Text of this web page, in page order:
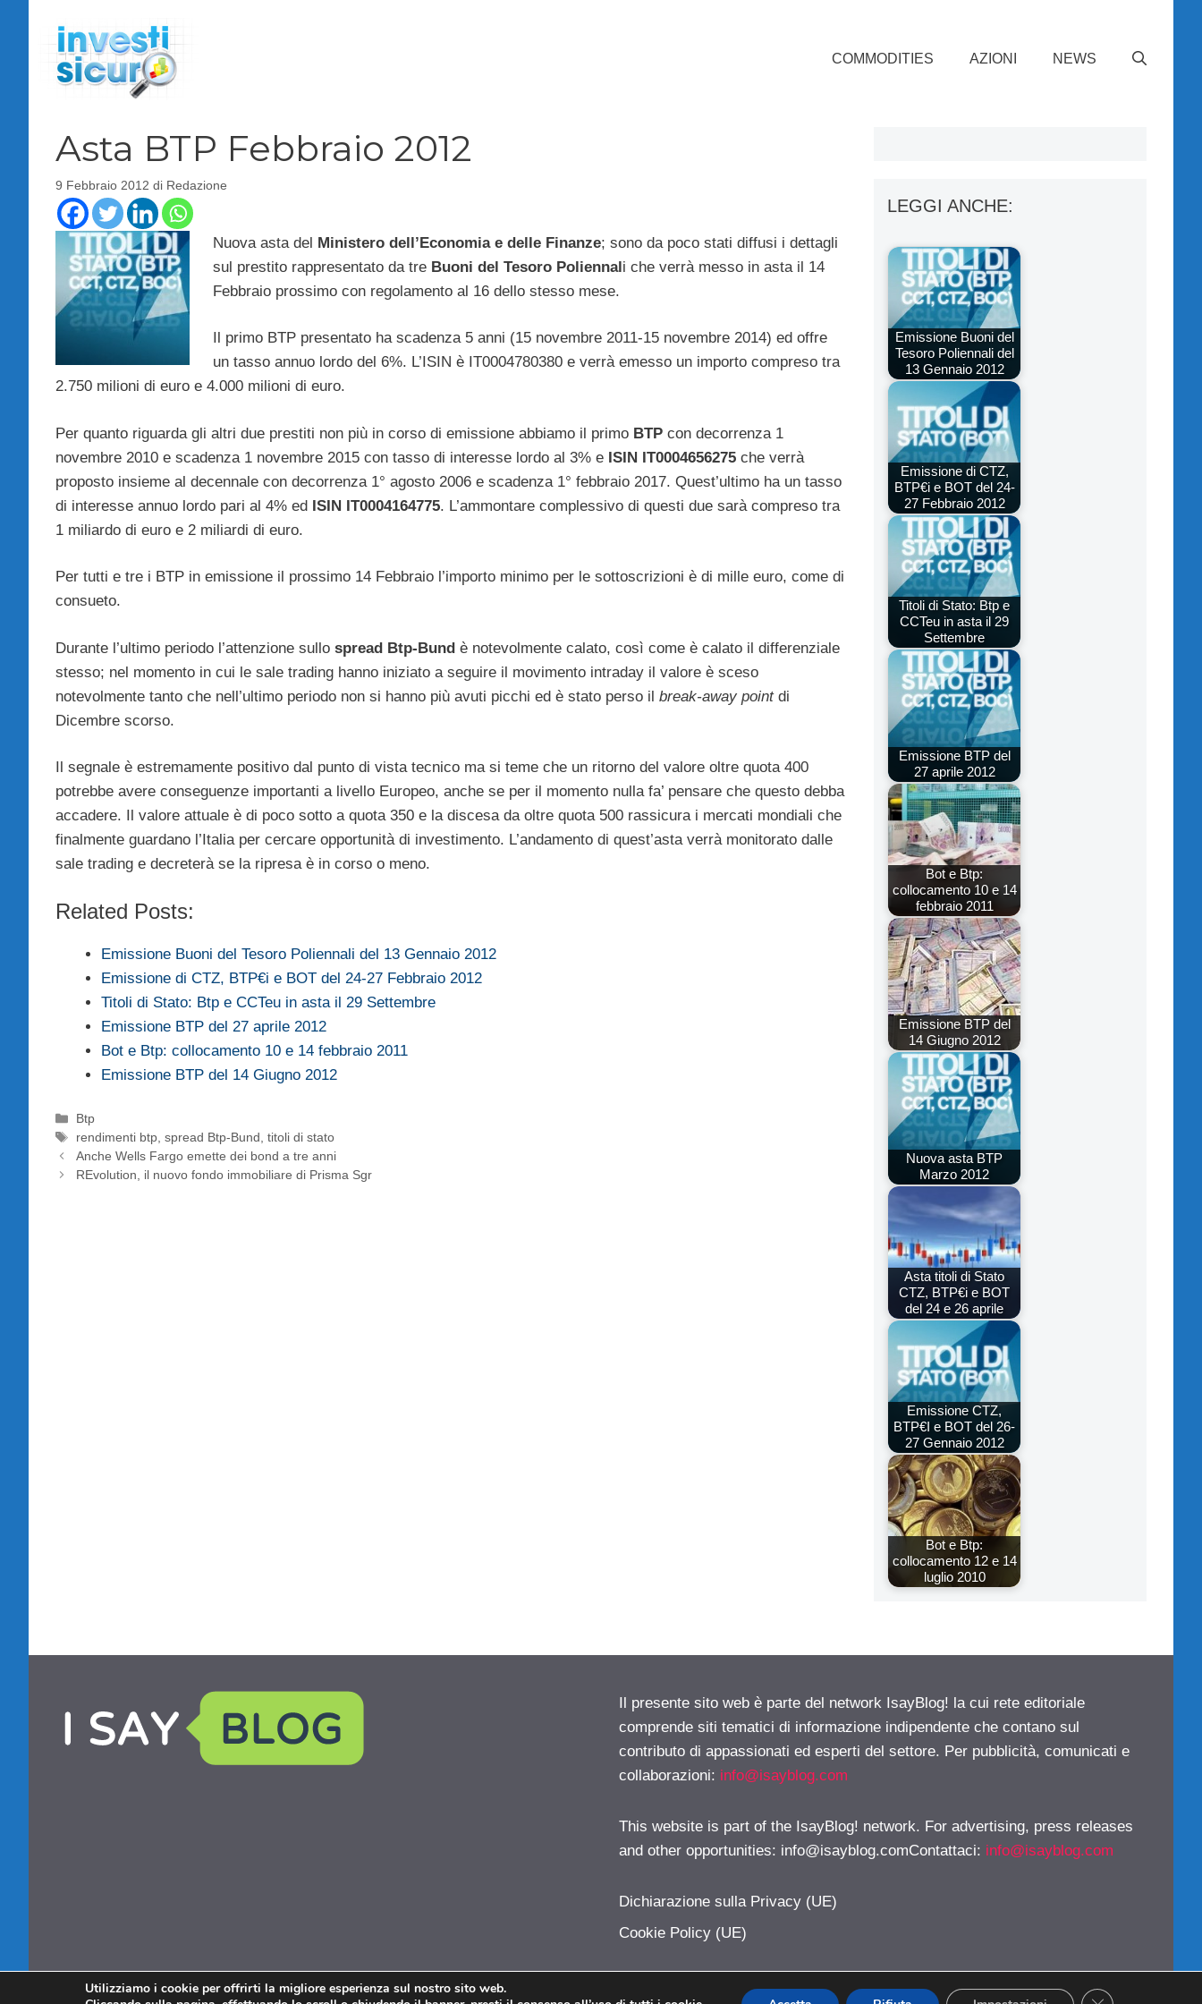
contenuto
COMMODITIES AZIONI NEWS
Asta BTP Febbraio 2012
9 Febbraio 2012 di Redazione
Nuova asta del Ministero dell’Economia e delle Finanze; sono da poco stati diffusi i dettagli
sul prestito rappresentato da tre Buoni del Tesoro Poliennali che verrà messo in asta il 14
Febbraio prossimo con regolamento al 16 dello stesso mese.
Il primo BTP presentato ha scadenza 5 anni (15 novembre 2011-15 novembre 2014) ed offre
un tasso annuo lordo del 6%. L’ISIN è IT0004780380 e verrà emesso un importo compreso tra
2.750 milioni di euro e 4.000 milioni di euro.
Per quanto riguarda gli altri due prestiti non più in corso di emissione abbiamo il primo BTP con decorrenza 1
novembre 2010 e scadenza 1 novembre 2015 con tasso di interesse lordo al 3% e ISIN IT0004656275 che verrà
proposto insieme al decennale con decorrenza 1° agosto 2006 e scadenza 1° febbraio 2017. Quest’ultimo ha un tasso
di interesse annuo lordo pari al 4% ed ISIN IT0004164775. L’ammontare complessivo di questi due sarà compreso tra
1 miliardo di euro e 2 miliardi di euro.
Per tutti e tre i BTP in emissione il prossimo 14 Febbraio l’importo minimo per le sottoscrizioni è di mille euro, come di
consueto.
Durante l’ultimo periodo l’attenzione sullo spread Btp-Bund è notevolmente calato, così come è calato il differenziale
stesso; nel momento in cui le sale trading hanno iniziato a seguire il movimento intraday il valore è sceso
notevolmente tanto che nell’ultimo periodo non si hanno più avuti picchi ed è stato perso il break-away pointdi
Dicembre scorso.
Il segnale è estremamente positivo dal punto di vista tecnico ma si teme che un ritorno del valore oltre quota 400
potrebbe avere conseguenze importanti a livello Europeo, anche se per il momento nulla fa’ pensare che questo debba
accadere. Il valore attuale è di poco sotto a quota 350 e la discesa da oltre quota 500 rassicura i mercati mondiali che
finalmente guardano l’Italia per cercare opportunità di investimento. L’andamento di quest’asta verrà monitorato dalle
sale trading e decreterà se la ripresa è in corso o meno.
Related Posts:
Emissione Buoni del Tesoro Poliennali del 13 Gennaio 2012
Emissione di CTZ, BTP€i e BOT del 24-27 Febbraio 2012
Titoli di Stato: Btp e CCTeu in asta il 29 Settembre
Emissione BTP del 27 aprile 2012
Bot e Btp: collocamento 10 e 14 febbraio 2011
Emissione BTP del 14 Giugno 2012
Categorie
Btp
Tag
rendimenti btp,spread Btp-Bund,titoli di stato
Anche Wells Fargo emette dei bond a tre anni
REvolution, il nuovo fondo immobiliare di Prisma Sgr
LEGGI ANCHE:
Emissione Buoni del
Tesoro Poliennali del
13 Gennaio 2012
Emissione di CTZ,
BTP€i e BOT del 24-
27 Febbraio 2012
Titoli di Stato: Btp e
CCTeu in asta il 29
Settembre
Emissione BTP del
27 aprile 2012
Bot e Btp:
collocamento 10 e 14
febbraio 2011
Emissione BTP del
14 Giugno 2012
Nuova asta BTP
Marzo 2012
Asta titoli di Stato
CTZ, BTP€i e BOT
del 24 e 26 aprile
Emissione CTZ,
BTP€I e BOT del 26-
27 Gennaio 2012
Bot e Btp:
collocamento 12 e 14
luglio 2010
Il presente sito web è parte del network IsayBlog! la cui rete editoriale
comprende siti tematici di informazione indipendente che contano sul
contributo di appassionati ed esperti del settore. Per pubblicità, comunicati e
collaborazioni: info@isayblog.com
This website is part of the IsayBlog! network. For advertising, press releases
and other opportunities: info@isayblog.comContattaci: info@isayblog.com
Dichiarazione sulla Privacy (UE)
Cookie Policy (UE)
Utilizziamo i cookie per offrirti la migliore esperienza sul nostro sito web.
CLOSE GDPR